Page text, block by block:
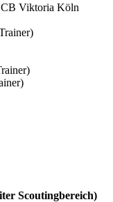
Viktoria Köln
Scoutingbereich)